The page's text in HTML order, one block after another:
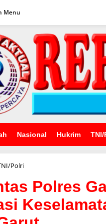
Menu
Nasional Hukrim TNI/
PolriSatlantas
Garut
Sosialisasikan
Edukasi
Keselamatan
Berlalu
Polres